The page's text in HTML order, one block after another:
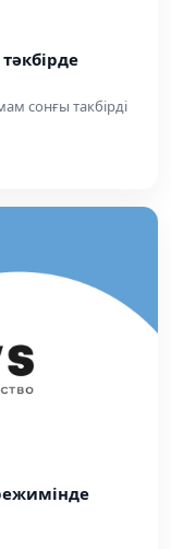
сонғы такбірді